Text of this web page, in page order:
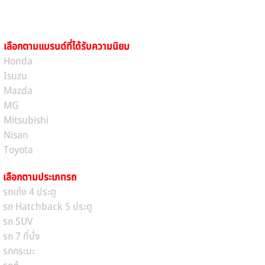
เลือกตามแบรนด์ที่ได้รับความนิยม
Honda
Isuzu
Mazda
MG
Mitsubishi
Nisan
Toyota
เลือกตามประเภทรถ
รถเก๋ง 4 ประตู
รถ Hatchback 5 ประตู
รถ SUV
รถ 7 ที่นั่ง
รถกระบะ